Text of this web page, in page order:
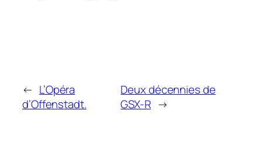
← L’Opéra
d’Offenstadt.
Deux décennies de
GSX-R →